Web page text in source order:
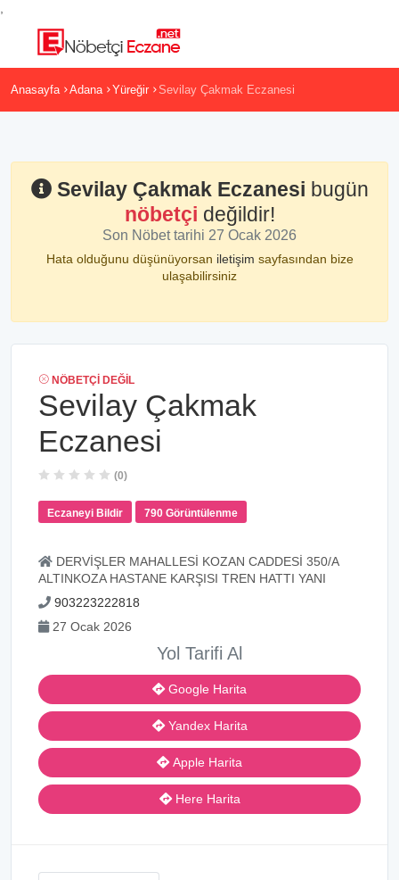
Anasayfa Adana Yüreğir Sevilay Çakmak Eczanesi
Sevilay Çakmak Eczanesi bugün
nöbetçi değildir!
Son Nöbet tarihi 27 Ocak 2026
Hata olduğunu düşünüyorsan iletişim sayfasından bize
ulaşabilirsiniz
NÖBETÇI DEĞIL
Sevilay Çakmak
Eczanesi
(0)
Eczaneyi Bildir 790 Görüntülenme
DERVİŞLER MAHALLESİ KOZAN CADDESİ 350/A
ALTINKOZA HASTANE KARŞISI TREN HATTI YANI
903223222818
27 Ocak 2026
Yol Tarifi Al
Google Harita
Yandex Harita
Apple Harita
Here Harita